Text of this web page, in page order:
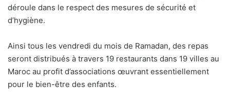
déroule dans le respect des mesures de sécurité et
d’hygiène.
Ainsi tous les vendredi du mois de Ramadan, des repas
seront distribués à travers 19 restaurants dans 19 villes au
Maroc au profit d’associations œuvrant essentiellement
pour le bien-être des enfants.